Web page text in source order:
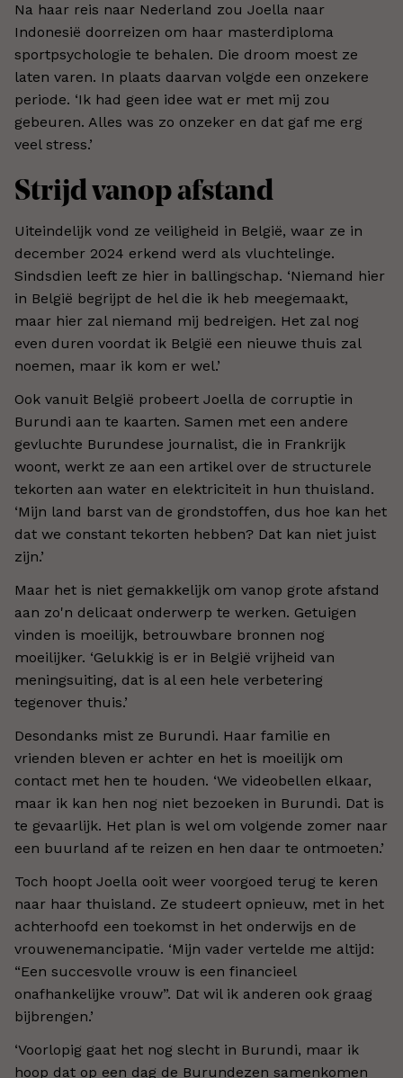
Na haar reis naar Nederland zou Joella naar
Indonesië doorreizen om haar masterdiploma
sportpsychologie te behalen. Die droom moest ze
laten varen. In plaats daarvan volgde een onzekere
periode. ‘Ik had geen idee wat er met mij zou
gebeuren. Alles was zo onzeker en dat gaf me erg
veel stress.’
Strijd vanop afstand
Uiteindelijk vond ze veiligheid in België, waar ze in
december 2024 erkend werd als vluchtelinge.
Sindsdien leeft ze hier in ballingschap. ‘Niemand hier
in België begrijpt de hel die ik heb meegemaakt,
maar hier zal niemand mij bedreigen. Het zal nog
even duren voordat ik België een nieuwe thuis zal
noemen, maar ik kom er wel.’
Ook vanuit België probeert Joella de corruptie in
Burundi aan te kaarten. Samen met een andere
gevluchte Burundese journalist, die in Frankrijk
woont, werkt ze aan een artikel over de structurele
tekorten aan water en elektriciteit in hun thuisland.
‘Mijn land barst van de grondstoffen, dus hoe kan het
dat we constant tekorten hebben? Dat kan niet juist
zijn.’
Maar het is niet gemakkelijk om vanop grote afstand
aan zo'n delicaat onderwerp te werken. Getuigen
vinden is moeilijk, betrouwbare bronnen nog
moeilijker. ‘Gelukkig is er in België vrijheid van
meningsuiting, dat is al een hele verbetering
tegenover thuis.’
Desondanks mist ze Burundi. Haar familie en
vrienden bleven er achter en het is moeilijk om
contact met hen te houden. ‘We videobellen elkaar,
maar ik kan hen nog niet bezoeken in Burundi. Dat is
te gevaarlijk. Het plan is wel om volgende zomer naar
een buurland af te reizen en hen daar te ontmoeten.’
Toch hoopt Joella ooit weer voorgoed terug te keren
naar haar thuisland. Ze studeert opnieuw, met in het
achterhoofd een toekomst in het onderwijs en de
vrouwenemancipatie. ‘Mijn vader vertelde me altijd:
“Een succesvolle vrouw is een financieel
onafhankelijke vrouw”. Dat wil ik anderen ook graag
bijbrengen.’
‘Voorlopig gaat het nog slecht in Burundi, maar ik
hoop dat op een dag de Burundezen samenkomen